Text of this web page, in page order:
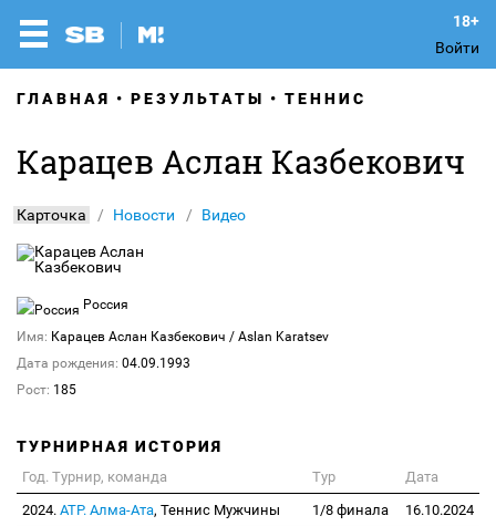
Войти
ГЛАВНАЯ РЕЗУЛЬТАТЫ ТЕННИС
Карацев Аслан Казбекович
Карточка Новости Видео
Россия
Имя: Карацев Аслан Казбекович / Aslan Karatsev
Дата рождения: 04.09.1993
Рост: 185
ТУРНИРНАЯ ИСТОРИЯ
Год. Турнир, команда Тур
Дата
2024. ATP. Алма-Ата, Теннис Мужчины 1/8 финала
16.10.2024